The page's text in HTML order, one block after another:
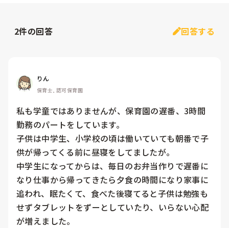
2件の回答 回答する
りん
保育士, 認可保育園
私も学童ではありませんが、保育園の遅番、3時間
勤務のパートをしています。
子供は中学生、小学校の頃は働いていても朝番で子
供が帰ってくる前に昼寝をしてましたが。
中学生になってからは、毎日のお弁当作りで遅番に
なり仕事から帰ってきたら夕食の時間になり家事に
追われ、眠たくて、食べた後寝てると子供は勉強も
せずタブレットをずーとしていたり、いらない心配
が増えました。